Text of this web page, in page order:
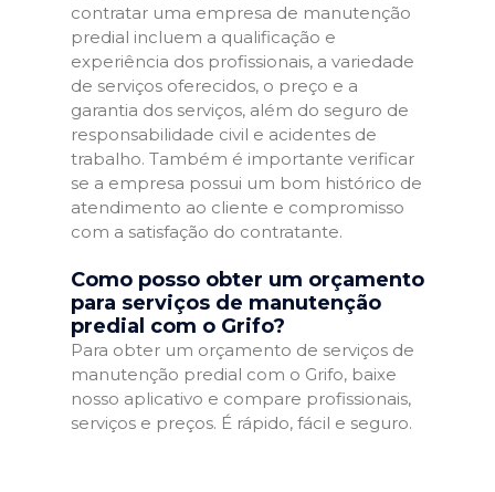
contratar uma empresa de manutenção
predial incluem a qualificação e
experiência dos profissionais, a variedade
de serviços oferecidos, o preço e a
garantia dos serviços, além do seguro de
responsabilidade civil e acidentes de
trabalho. Também é importante verificar
se a empresa possui um bom histórico de
atendimento ao cliente e compromisso
com a satisfação do contratante.
Como posso obter um orçamento
para serviços de manutenção
predial com o Grifo?
Para obter um orçamento de serviços de
manutenção predial com o Grifo, baixe
nosso aplicativo e compare profissionais,
serviços e preços. É rápido, fácil e seguro.